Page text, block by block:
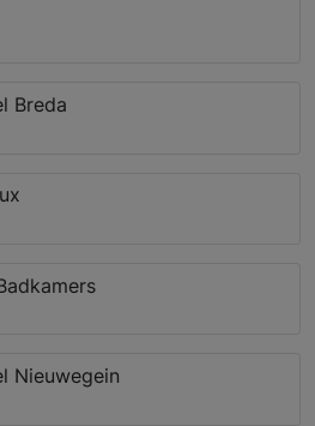
Breda
Nieuwegein